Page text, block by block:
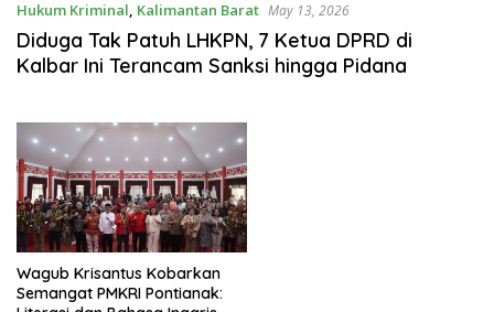
Hukum Kriminal, Kalimantan Barat May 13, 2026
Diduga Tak Patuh LHKPN, 7 Ketua DPRD di
Kalbar Ini Terancam Sanksi hingga Pidana
Wagub Krisantus Kobarkan
Semangat PMKRI Pontianak: